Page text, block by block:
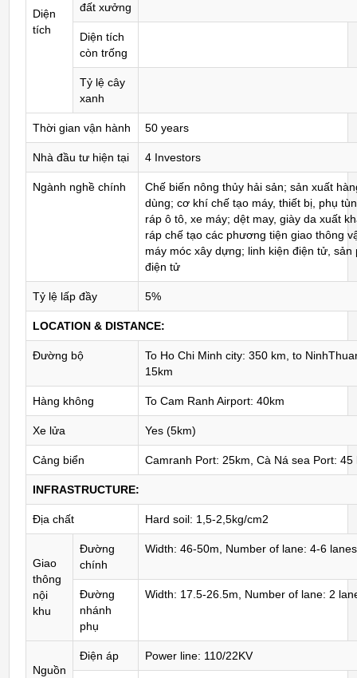
Diện
tích
đất xưởng
Diện tích
còn trống
Tỷ lệ cây
xanh
Thời gian vận hành 50 years
Nhà đầu tư hiện tại 4 Investors
Ngành nghề chính
Chế biến nông thủy hải sản; sản xuất
dùng; cơ khí chế tạo máy, thiết bị, phụ
ráp ô tô, xe máy; dệt may, giày da xuất
ráp chế tạo các phương tiện giao thông
máy móc xây dựng; linh kiện điện tử, sản
điện tử
Tỷ lệ lấp đầy 5%
LOCATION & DISTANCE:
Đường bộ
To Ho Chi Minh city: 350 km, to
15km
Hàng không To Cam Ranh Airport: 40km
Xe lửa Yes (5km)
Cảng biển Camranh Port: 25km, Cà Ná sea Port: 45
INFRASTRUCTURE:
Địa chất Hard soil: 1,5-2,5kg/cm2
Giao
thông
nội
khu
Đường
chính
Width: 46-50m, Number of lane: 4-6 lanes
Đường
nhánh
phụ
Width: 17.5-26.5m, Number of lane: 2
Nguồn
Điện áp Power line: 110/22KV